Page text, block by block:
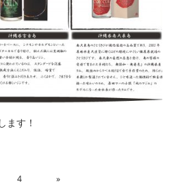
ます！
4 »